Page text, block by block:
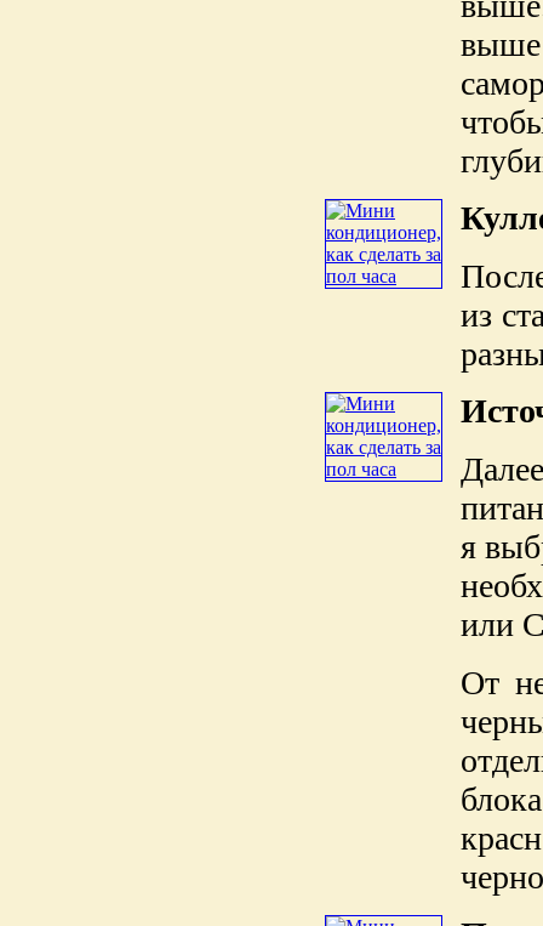
из
я
или
От